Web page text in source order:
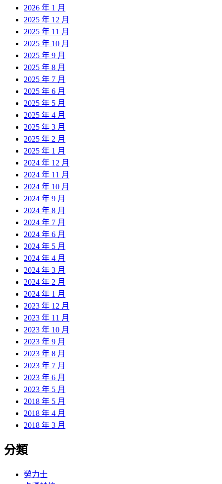
2026 年 1 月
2025 年 12 月
2025 年 11 月
2025 年 10 月
2025 年 9 月
2025 年 8 月
2025 年 7 月
2025 年 6 月
2025 年 5 月
2025 年 4 月
2025 年 3 月
2025 年 2 月
2025 年 1 月
2024 年 12 月
2024 年 11 月
2024 年 10 月
2024 年 9 月
2024 年 8 月
2024 年 7 月
2024 年 6 月
2024 年 5 月
2024 年 4 月
2024 年 3 月
2024 年 2 月
2024 年 1 月
2023 年 12 月
2023 年 11 月
2023 年 10 月
2023 年 9 月
2023 年 8 月
2023 年 7 月
2023 年 6 月
2023 年 5 月
2018 年 5 月
2018 年 4 月
2018 年 3 月
分類
勞力士